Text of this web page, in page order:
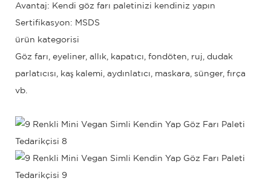
Avantaj: Kendi göz farı paletinizi kendiniz yapın
Sertifikasyon: MSDS
ürün kategorisi
Göz farı, eyeliner, allık, kapatıcı, fondöten, ruj, dudak
parlatıcısı, kaş kalemi, aydınlatıcı, maskara, sünger, fırça
vb.